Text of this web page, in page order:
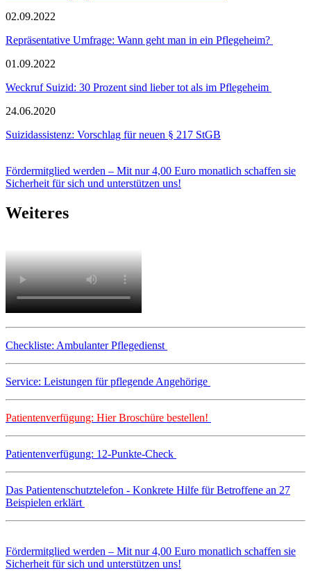
02.09.2022
Repräsentative Umfrage: Wann geht man in ein Pflegeheim?
01.09.2022
Weckruf Suizid: 30 Prozent sind lieber tot als im Pflegeheim
24.06.2020
Suizidassistenz: Vorschlag für neuen § 217 StGB
Fördermitglied werden – Mit nur 4,00 Euro monatlich schaffen sie
Sicherheit für sich und unterstützen uns!
Weiteres
Checkliste: Ambulanter Pflegedienst
Service: Leistungen für pflegende Angehörige
Patientenverfügung: Hier Broschüre bestellen!
Patientenverfügung: 12-Punkte-Check
Das Patientenschutztelefon - Konkrete Hilfe für Betroffene an 27
Beispielen erklärt
Fördermitglied werden – Mit nur 4,00 Euro monatlich schaffen sie
Sicherheit für sich und unterstützen uns!